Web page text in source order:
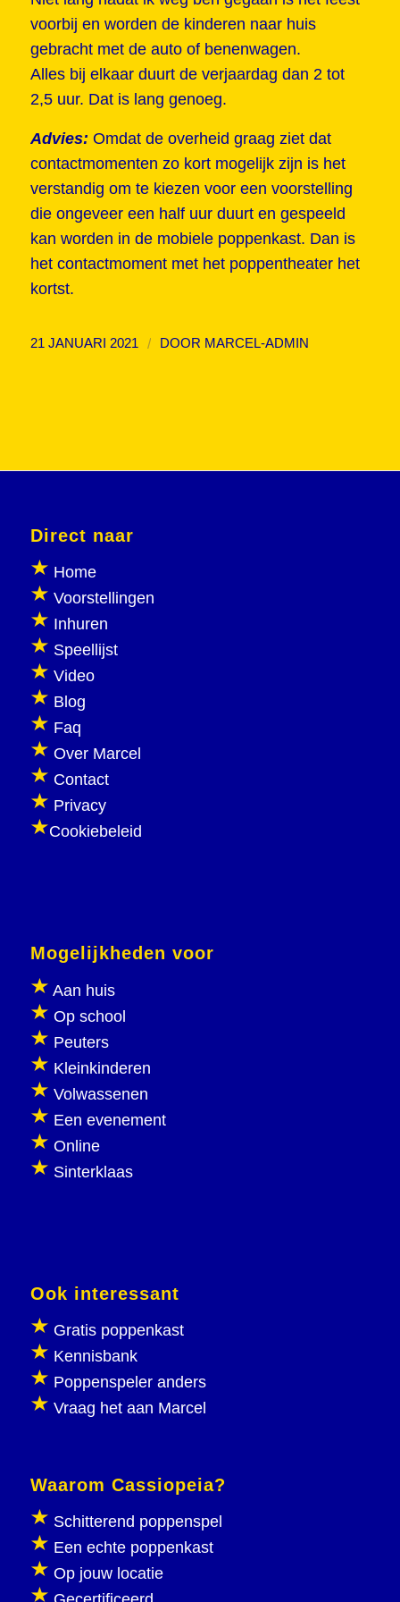
voorbij en worden de kinderen naar huis
gebracht met de auto of benenwagen.
Alles bij elkaar duurt de verjaardag dan 2 tot
2,5 uur. Dat is lang genoeg.
Advies: Omdat de overheid graag ziet dat
contactmomenten zo kort mogelijk zijn is het
verstandig om te kiezen voor een voorstelling
die ongeveer een half uur duurt en gespeeld
kan worden in de mobiele poppenkast. Dan is
het contactmoment met het poppentheater het
kortst.
21 JANUARI 2021 / DOOR MARCEL-ADMIN
Direct naar
Home
Voorstellingen
Inhuren
Speellijst
Video
Blog
Faq
Over Marcel
Contact
Privacy
Cookiebeleid
Mogelijkheden voor
Aan huis
Op school
Peuters
Kleinkinderen
Volwassenen
Een evenement
Online
Sinterklaas
Ook interessant
Gratis poppenkast
Kennisbank
Poppenspeler anders
Vraag het aan Marcel
Waarom Cassiopeia?
Schitterend poppenspel
Een echte poppenkast
Op jouw locatie